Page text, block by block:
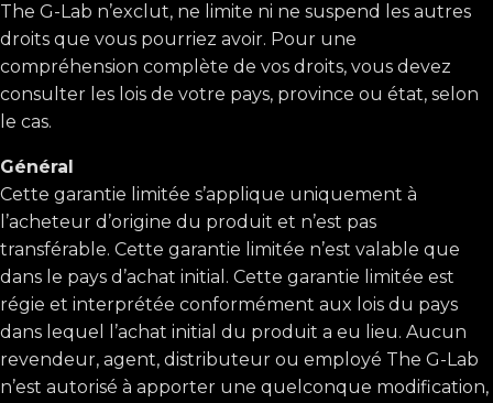
The G-Lab n’exclut, ne limite ni ne suspend les autres
droits que vous pourriez avoir. Pour une
compréhension complète de vos droits, vous devez
consulter les lois de votre pays, province ou état, selon
le cas.
Général
Cette garantie limitée s’applique uniquement à
l’acheteur d’origine du produit et n’est pas
transférable. Cette garantie limitée n’est valable que
dans le pays d’achat initial. Cette garantie limitée est
régie et interprétée conformément aux lois du pays
dans lequel l’achat initial du produit a eu lieu. Aucun
revendeur, agent, distributeur ou employé The G-Lab
n’est autorisé à apporter une quelconque modification,